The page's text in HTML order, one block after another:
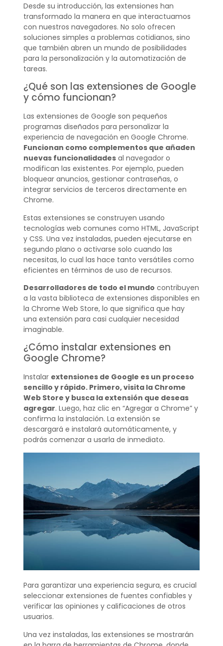
Desde su introducción, las extensiones han
transformado la manera en que interactuamos
con nuestros navegadores. No solo ofrecen
soluciones simples a problemas cotidianos, sino
que también abren un mundo de posibilidades
para la personalización y la automatización de
tareas.
¿Qué son las extensiones de Google
y cómo funcionan?
Las extensiones de Google son pequeños
programas diseñados para personalizar la
experiencia de navegación en Google Chrome.
Funcionan como complementos que añaden
nuevas funcionalidadesal navegador o
modifican las existentes. Por ejemplo, pueden
bloquear anuncios, gestionar contraseñas, o
integrar servicios de terceros directamente en
Chrome.
Estas extensiones se construyen usando
tecnologías web comunes como HTML, JavaScript
y CSS. Una vez instaladas, pueden ejecutarse en
segundo plano o activarse solo cuando las
necesitas, lo cual las hace tanto versátiles como
eficientes en términos de uso de recursos.
Desarrolladores de todo el mundo contribuyen
a la vasta biblioteca de extensiones disponibles en
la Chrome Web Store, lo que significa que hay
una extensión para casi cualquier necesidad
imaginable.
¿Cómo instalar extensiones en
Google Chrome?
Instalar extensiones de Google es un proceso
sencillo y rápido. Primero, visita la Chrome
Web Store y busca la extensión que deseas
agregar. Luego, haz clic en “Agregar a Chrome” y
confirma la instalación. La extensión se
descargará e instalará automáticamente, y
podrás comenzar a usarla de inmediato.
Para garantizar una experiencia segura, es crucial
seleccionar extensiones de fuentes confiables y
verificar las opiniones y calificaciones de otros
usuarios.
Una vez instaladas, las extensiones se mostrarán